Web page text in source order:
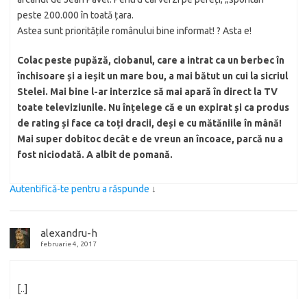
peste 200.000 în toată țara.
Astea sunt prioritățile românului bine informat! ? Asta e!
Colac peste pupăză, ciobanul, care a intrat ca un berbec în
închisoare și a ieșit un mare bou, a mai bătut un cui la sicriul
Stelei. Mai bine l-ar interzice să mai apară în direct la TV
toate televiziunile. Nu înțelege că e un expirat și ca produs
de rating și face ca toți dracii, deși e cu mătăniile în mână!
Mai super dobitoc decât e de vreun an încoace, parcă nu a
fost niciodată. A albit de pomană.
Autentifică-te pentru a răspunde ↓
alexandru-h
februarie 4, 2017
[..]